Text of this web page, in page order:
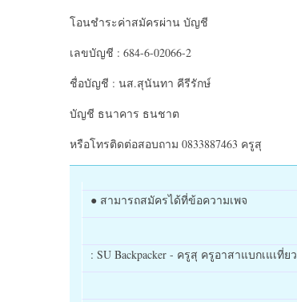
โอนชำระค่าสมัครผ่าน บัญชี
เลขบัญชี : 684-6-02066-2
ชื่อบัญชี : นส.สุนันทา คีรีรักษ์
บัญชี ธนาคาร ธนชาต
หรือโทรติดต่อสอบถาม 0833887463 ครูสุ
● สามารถสมัครได้ที่ข้อความเพจ
: SU Backpacker - ครูสุ ครูอาสาแบกเแเที่ยว